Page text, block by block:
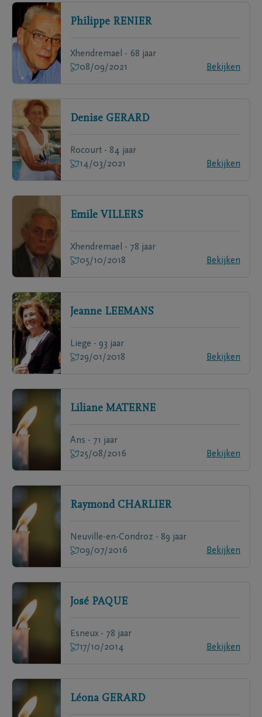
Philippe RENIER
Xhendremael - 68 jaar
08/09/2021
Bekijken
Denise GERARD
Rocourt - 84 jaar
14/03/2021
Bekijken
Emile VILLERS
Xhendremael - 78 jaar
05/10/2018
Bekijken
Jeanne LEEMANS
Liege - 93 jaar
29/01/2018
Bekijken
Liliane MATERNE
Ans - 71 jaar
25/08/2016
Bekijken
Raymond CHARLIER
Neuville-en-Condroz - 89 jaar
09/07/2016
Bekijken
José PAQUE
Esneux - 78 jaar
17/10/2014
Bekijken
Léona GERARD